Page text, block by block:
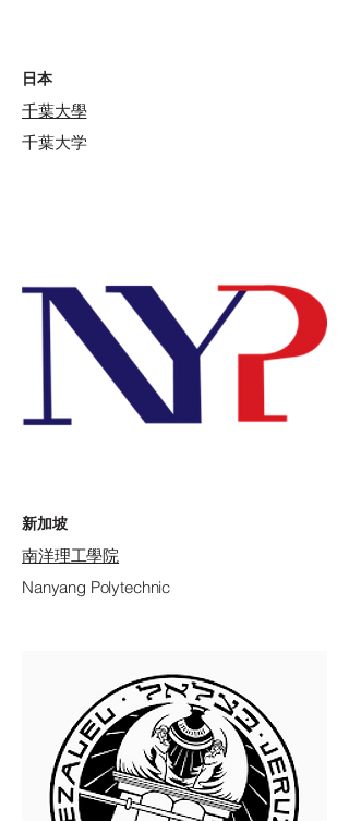
日本
千葉大學
千葉大学
新加坡
南洋理工學院
Nanyang Polytechnic